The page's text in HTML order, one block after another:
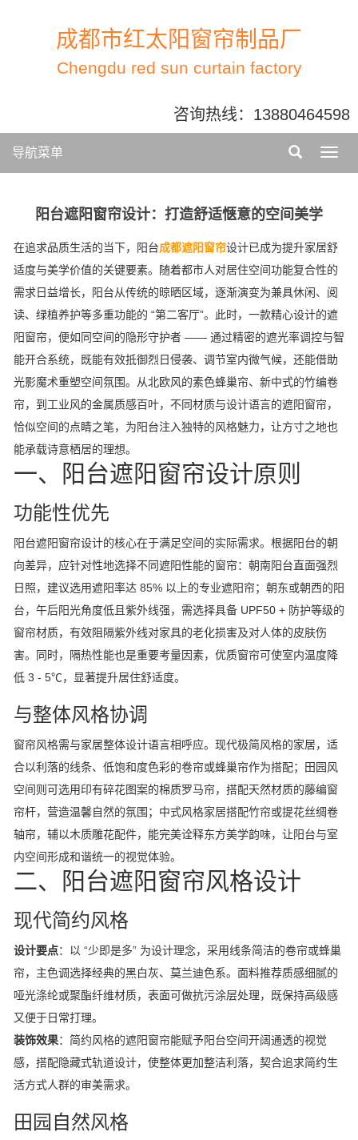
成都市红太阳窗帘制品厂
Chengdu red sun curtain factory
咨询热线： 13880464598
导航菜单
阳台遮阳窗帘设计：打造舒适惬意的空间美学
在追求品质生活的当下，阳台成都遮阳窗帘设计已成为提升家居舒
适度与美学价值的关键要素。随着都市人对居住空间功能复合性的
需求日益增长，阳台从传统的晾晒区域，逐渐演变为兼具休闲、阅
读、绿植养护等多重功能的 “第二客厅”。此时，一款精心设计的遮
阳窗帘，便如同空间的隐形守护者 —— 通过精密的遮光率调控与智
能开合系统，既能有效抵御烈日侵袭、调节室内微气候，还能借助
光影魔术重塑空间氛围。从北欧风的素色蜂巢帘、新中式的竹编卷
帘，到工业风的金属质感百叶，不同材质与设计语言的遮阳窗帘，
恰似空间的点睛之笔，为阳台注入独特的风格魅力，让方寸之地也
能承载诗意栖居的理想。
一、阳台遮阳窗帘设计原则
功能性优先
阳台遮阳窗帘设计的核心在于满足空间的实际需求。根据阳台的朝
向差异，应针对性地选择不同遮阳性能的窗帘：朝南阳台直面强烈
日照，建议选用遮阳率达 85% 以上的专业遮阳帘；朝东或朝西的阳
台，午后阳光角度低且紫外线强，需选择具备 UPF50 + 防护等级的
窗帘材质，有效阻隔紫外线对家具的老化损害及对人体的皮肤伤
害。同时，隔热性能也是重要考量因素，优质窗帘可使室内温度降
低 3 - 5℃，显著提升居住舒适度。
与整体风格协调
窗帘风格需与家居整体设计语言相呼应。现代极简风格的家居，适
合以利落的线条、低饱和度色彩的卷帘或蜂巢帘作为搭配；田园风
空间则可选用印有碎花图案的棉质罗马帘，搭配天然材质的藤编窗
帘杆，营造温馨自然的氛围；中式风格家居搭配竹帘或提花丝绸卷
轴帘，辅以木质雕花配件，能完美诠释东方美学韵味，让阳台与室
内空间形成和谐统一的视觉体验。
二、阳台遮阳窗帘风格设计
现代简约风格
设计要点：以 “少即是多” 为设计理念，采用线条简洁的卷帘或蜂巢
帘，主色调选择经典的黑白灰、莫兰迪色系。面料推荐质感细腻的
哑光涤纶或聚酯纤维材质，表面可做抗污涂层处理，既保持高级感
又便于日常打理。
装饰效果：简约风格的遮阳窗帘能赋予阳台空间开阔通透的视觉
感，搭配隐藏式轨道设计，使整体更加整洁利落，契合追求简约生
活方式人群的审美需求。
田园自然风格